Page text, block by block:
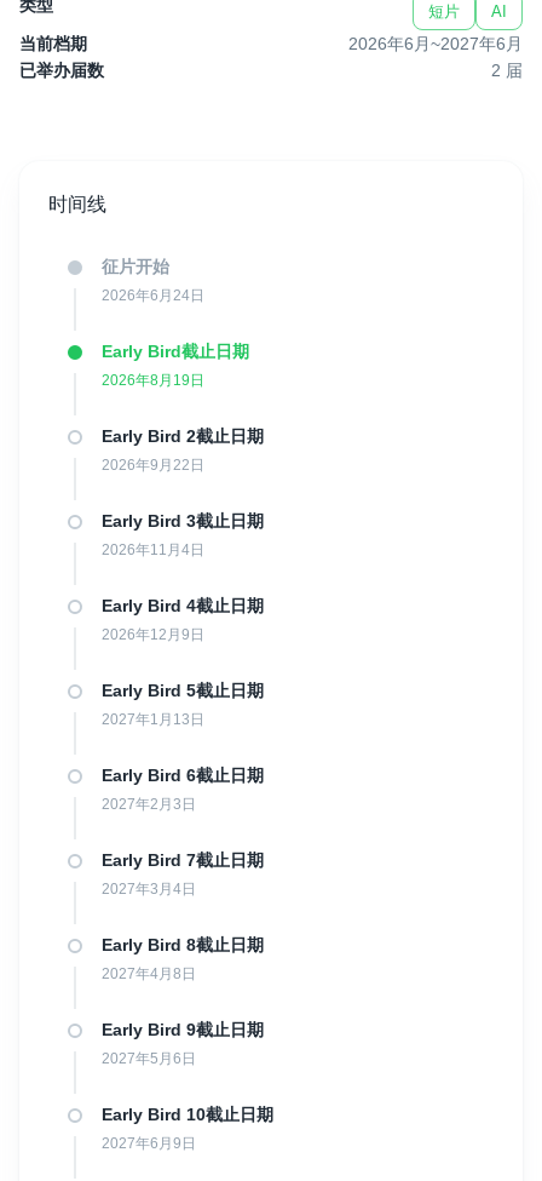
奥洛特电影节将在
Josep Ayats 街
城市文化活动的重要场地，定期举办电影主题活动、原声版本放
这座影院于 20 多年前正式启用，由一支在电影放映领域经验丰富的
本地家族团队打造，旨在为奥洛特提供一个兼具文化与娱乐价值的
类型 短片 AI
当前档期 2026年6月~2027年6月
已举办届数
2 届
时间线
征片开始
2026年6月24日
Early Bird截止日期
2026年8月19日
Early Bird 2截止日期
2026年9月22日
Early Bird 3截止日期
2026年11月4日
Early Bird 4截止日期
2026年12月9日
Early Bird 5截止日期
2027年1月13日
Early Bird 6截止日期
2027年2月3日
Early Bird 7截止日期
2027年3月4日
Early Bird 8截止日期
2027年4月8日
Early Bird 9截止日期
2027年5月6日
Early Bird 10截止日期
2027年6月9日